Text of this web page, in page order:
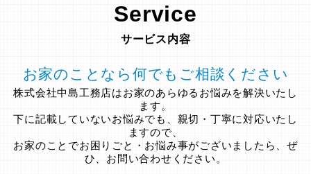
Service
サービス内容
お家のことなら何でもご相談ください
株式会社中島工務店はお家のあらゆるお悩みを解決いたし
ます。
下に記載していないお悩みでも、親切・丁寧に対応いたし
ますので、
お家のことでお困りごと・お悩み事がございましたら、ぜ
ひ、お問い合わせください。